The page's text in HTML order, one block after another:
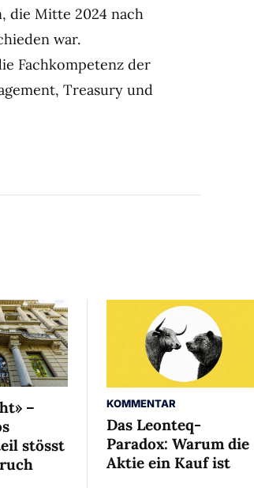
die Mitte 2024 nach
war.
Fachkompetenz der
Treasury und
–
stösst
KOMMENTAR
Das Leonteq-
Paradox: Warum die
Aktie ein Kauf ist